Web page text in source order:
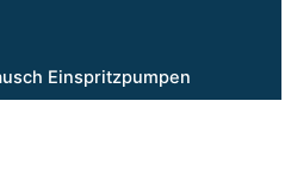
Einspritzpumpen